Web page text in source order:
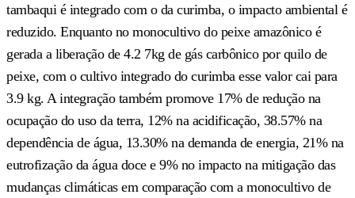
tambaqui é integrado com o da curimba, o impacto ambiental é
reduzido. Enquanto no monocultivo do peixe amazônico é
gerada a liberação de 4.2 7kg de gás carbônico por quilo de
peixe, com o cultivo integrado do curimba esse valor cai para
3.9 kg. A integração também promove 17% de redução na
ocupação do uso da terra, 12% na acidificação, 38.57% na
dependência de água, 13.30% na demanda de energia, 21% na
eutrofização da água doce e 9% no impacto na mitigação das
mudanças climáticas em comparação com a monocultivo de